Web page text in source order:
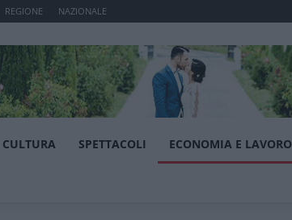
REGIONE NAZIONALE
CULTURA SPETTACOLI ECONOMIA E LAVORO